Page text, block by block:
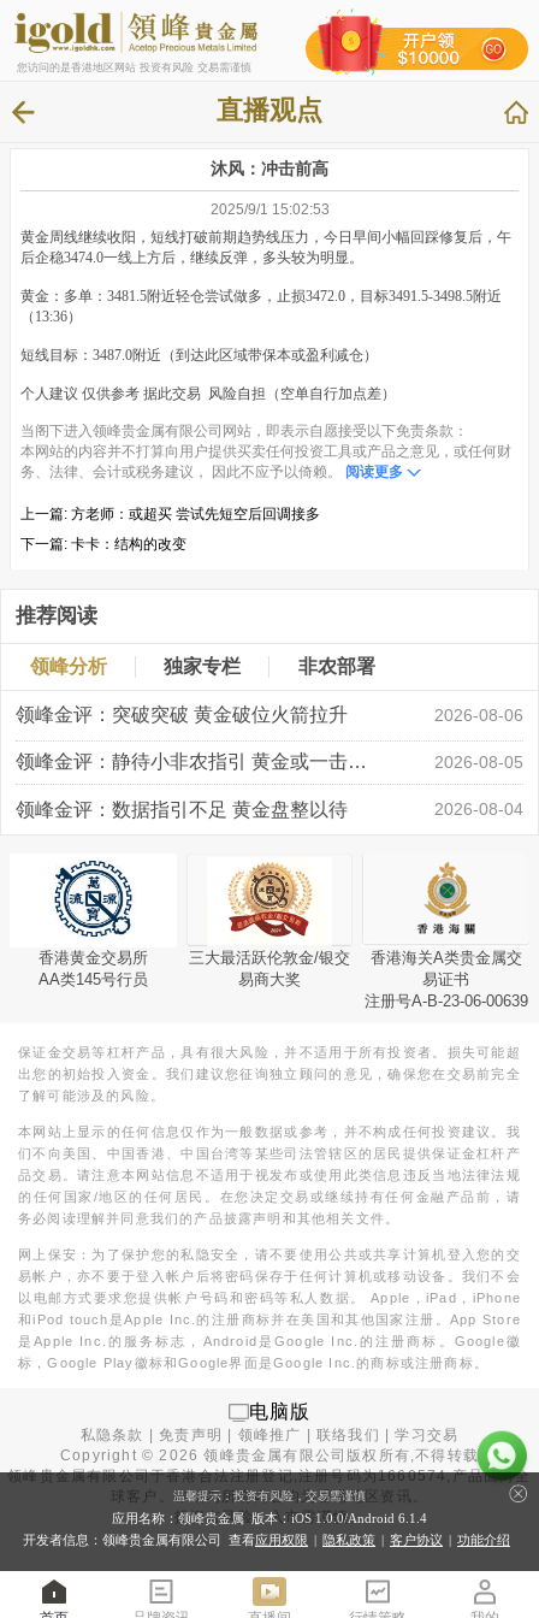
您访问的是香港地区网站 投资有风险 交易需谨慎
直播观点
沐风：冲击前高
2025/9/1 15:02:53
黄金周线继续收阳，短线打破前期趋势线压力，今日早间小幅回踩修复后，午
后企稳3474.0一线上方后，继续反弹，多头较为明显。
黄金：多单：3481.5附近轻仓尝试做多，止损3472.0，目标3491.5-3498.5附近
（13:36）
短线目标：3487.0附近（到达此区域带保本或盈利减仓）
个人建议 仅供参考 据此交易 风险自担（空单自行加点差）
当阁下进入领峰贵金属有限公司网站，即表示自愿接受以下免责条款：
本网站的内容并不打算向用户提供买卖任何投资工具或产品之意见，或任何财
务、法律、会计或税务建议， 因此不应予以倚赖。
阅读更多
上一篇: 方老师：或超买 尝试先短空后回调接多
下一篇: 卡卡：结构的改变
推荐阅读
领峰分析 独家专栏 非农部署
领峰金评：突破突破 黄金破位火箭拉升 2026-08-06
领峰金评：静待小非农指引 黄金或一击破局 2026-08-05
领峰金评：数据指引不足 黄金盘整以待 2026-08-04
香港黄金交易所
AA类145号行员
三大最活跃伦敦金/银交
易商大奖
香港海关A类贵金属交
易证书
注册号A-B-23-06-00639
保证金交易等杠杆产品，具有很大风险，并不适用于所有投资者。损失可能超
出您的初始投入资金。我们建议您征询独立顾问的意见，确保您在交易前完全
了解可能涉及的风险。
本网站上显示的任何信息仅作为一般数据或参考，并不构成任何投资建议。我
们不向美国、中国香港、中国台湾等某些司法管辖区的居民提供保证金杠杆产
品交易。请注意本网站信息不适用于视发布或使用此类信息违反当地法律法规
的任何国家/地区的任何居民。在您决定交易或继续持有任何金融产品前，请
务必阅读理解并同意我们的产品披露声明和其他相关文件。
网上保安：为了保护您的私隐安全，请不要使用公共或共享计算机登入您的交
易帐户，亦不要于登入帐户后将密码保存于任何计算机或移动设备。我们不会
以电邮方式要求您提供帐户号码和密码等私人数据。 Apple，iPad，iPhone
和iPod touch是Apple Inc.的注册商标并在美国和其他国家注册。App Store
是Apple Inc.的服务标志，Android是Google Inc.的注册商标。Google徽
标，Google Play徽标和Google界面是Google Inc.的商标或注册商标。
电脑版
私隐条款 |免责声明 领峰推广 |联络我们 |学习交易
Copyright ©2026 领峰贵金属有限公司版权所有,不得转载
领峰贵金属有限公司于香港合法注册登记,注册号码为1660574,产品面向全
球客户。本站内所有内容均为香港地区资讯。
投资有风险，入市需谨慎。
温馨提示：投资有风险，交易需谨慎
应用名称：领峰贵金属 版本：iOS 1.0.0/Android 6.1.4
开发者信息：领峰贵金属有限公司 查看应用权限 | 隐私政策 | 客户协议 | 功能介绍